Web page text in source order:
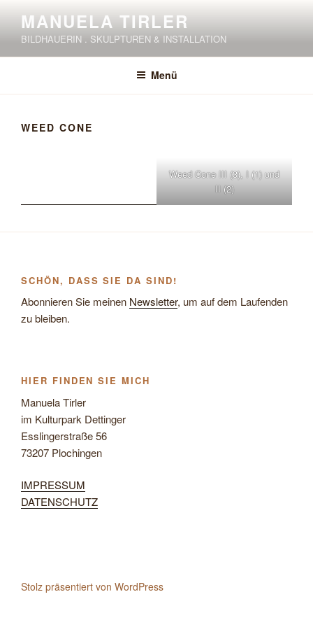
springen
MANUELA TIRLER
BILDHAUERIN . SKULPTUREN & INSTALLATION
Menü
WEED CONE
Weed Cone III (3), I (1) und
II (2)
SCHÖN, DASS SIE DA SIND!
Abonnieren Sie meinen Newsletter, um auf dem Laufenden
zu bleiben.
HIER FINDEN SIE MICH
Manuela Tirler
im Kulturpark Dettinger
Esslingerstraße 56
73207 Plochingen
IMPRESSUM
DATENSCHUTZ
Stolz präsentiert von WordPress